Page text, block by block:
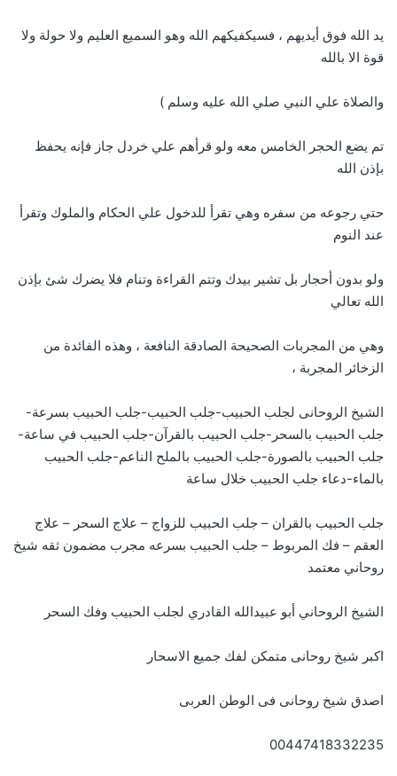
يد الله فوق أيديهم ، فسيكفيكهم الله وهو السميع العليم ولا حولة ولا
قوة الا بالله
والصلاة علي النبي صلي الله عليه وسلم )
تم يضع الحجر الخامس معه ولو قرأهم علي خردل جاز فإنه يحفظ
بإذن الله
حتي رجوعه من سفره وهي تقرأ للدخول علي الحكام والملوك وتقرأ
عند النوم
ولو بدون أحجار بل تشير بيدك وتتم القراءة وتنام فلا يضرك شئ بإذن
الله تعالي
وهي من المجربات الصحيحة الصادقة النافعة ، وهذه الفائدة من
الزخائر المجربة ،
الشيخ الروحانى لجلب الحبيب-جلب الحبيب-جلب الحبيب بسرعة-
جلب الحبيب بالسحر-جلب الحبيب بالقرآن-جلب الحبيب في ساعة-
جلب الحبيب بالصورة-جلب الحبيب بالملح الناعم-جلب الحبيب
بالماء-دعاء جلب الحبيب خلال ساعة
جلب الحبيب بالقران – جلب الحبيب للزواج – علاج السحر – علاج
العقم – فك المربوط – جلب الحبيب بسرعه مجرب مضمون ثقه شيخ
روحاني معتمد
الشيخ الروحاني أبو عبيدالله القادري لجلب الحبيب وفك السحر
اكبر شيخ روحانى متمكن لفك جميع الاسحار
اصدق شيخ روحانى فى الوطن العربى
00447418332235